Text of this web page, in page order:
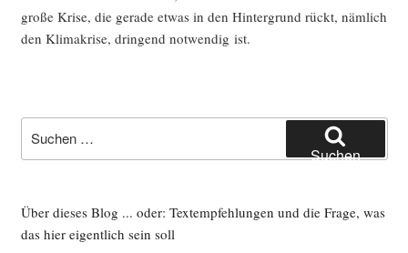
gro­ße Kri­se, die gera­de etwas in den Hin­ter­grund rückt, näm­lich
den Kli­ma­kri­se, drin­gend not­wen­dig ist.
nach:
Suchen
Über dieses Blog ... oder: Textempfehlungen und die Frage, was
das hier eigentlich sein soll